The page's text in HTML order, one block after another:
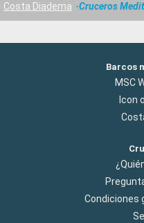
Costa Diadema
Cruceros
Barcos
MSC
Icon
Condiciones